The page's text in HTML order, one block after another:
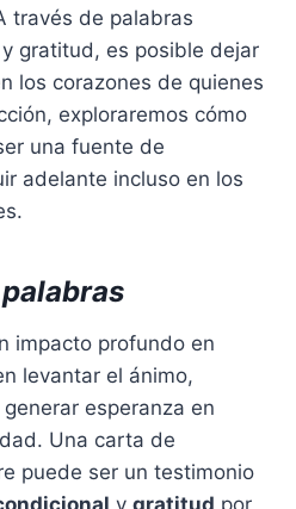
través de palabras
gratitud, es posible dejar
los corazones de quienes
exploraremos cómo
una fuente de
adelante incluso en los
impacto profundo en
levantar el ánimo,
esperanza en
Una carta de
puede ser un testimonio